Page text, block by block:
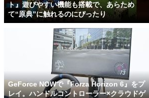
ト』遊びやすい機能も搭載で、あらため
て“原典”に触れるのにぴったり
GeForce NOWで『Forza Horizon 6』をプ
レイ。ハンドルコントローラー×クラウドゲ